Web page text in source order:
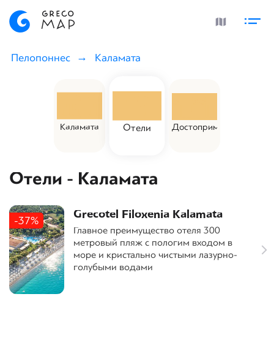
Пелопоннес Каламата
Каламата Отели Достоприм.
Отели - Каламата
-37% Grecotel Filoxenia Kalamata
Главное преимущество отеля 300
метровый пляж с пологим входом в
море и кристально чистыми лазурно-
голубыми водами